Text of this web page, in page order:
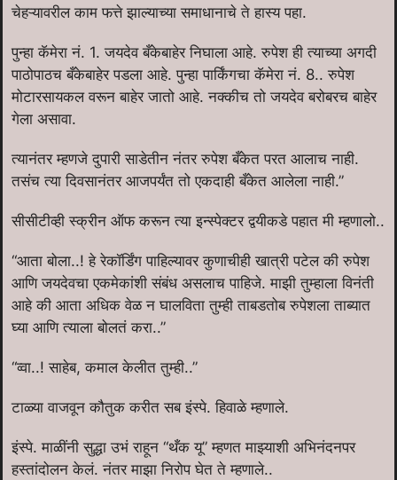
चेहऱ्यावरील काम फत्ते झाल्याच्या समाधानाचे ते हास्य पहा.
पुन्हा कॅमेरा नं. 1. जयदेव बँकेबाहेर निघाला आहे. रुपेश ही त्याच्या अगदी
पाठोपाठच बँकेबाहेर पडला आहे. पुन्हा पार्किंगचा कॅमेरा नं. 8.. रुपेश
मोटारसायकल वरून बाहेर जातो आहे. नक्कीच तो जयदेव बरोबरच बाहेर
गेला असावा.
त्यानंतर म्हणजे दुपारी साडेतीन नंतर रुपेश बँकेत परत आलाच नाही.
तसंच त्या दिवसानंतर आजपर्यंत तो एकदाही बँकेत आलेला नाही.”
सीसीटीव्ही स्क्रीन ऑफ करून त्या इन्स्पेक्टर द्वयीकडे पहात मी म्हणालो..
“आता बोला..! हे रेकॉर्डिंग पाहिल्यावर कुणाचीही खात्री पटेल की रुपेश
आणि जयदेवचा एकमेकांशी संबंध असलाच पाहिजे. माझी तुम्हाला विनंती
आहे की आता अधिक वेळ न घालविता तुम्ही ताबडतोब रुपेशला ताब्यात
घ्या आणि त्याला बोलतं करा..”
“व्वा..! साहेब, कमाल केलीत तुम्ही..”
टाळ्या वाजवून कौतुक करीत सब इंस्पे. हिवाळे म्हणाले.
इंस्पे. माळींनी सुद्धा उभं राहून “थँक यू” म्हणत माझ्याशी अभिनंदनपर
हस्तांदोलन केलं. नंतर माझा निरोप घेत ते म्हणाले..